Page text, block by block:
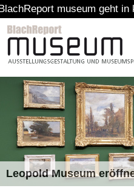
museum geht in kreative
Leopold Museum